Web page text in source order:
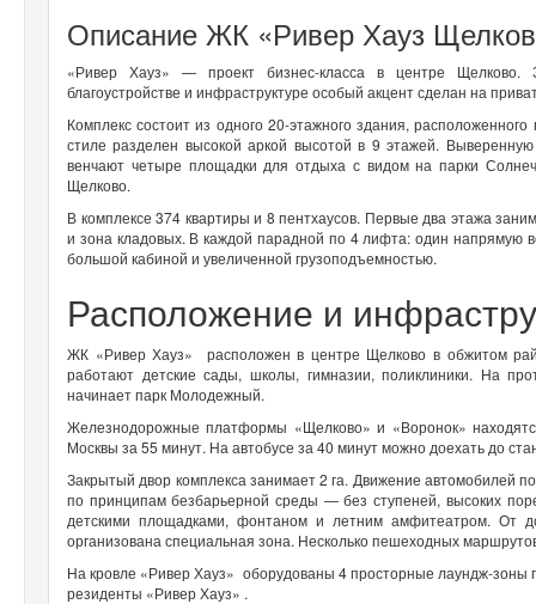
Описание ЖК «Ривер Хауз
«Ривер Хауз» — проект бизнес-класса в центре Щелково.
благоустройстве и инфраструктуре особый акцент сделан на
Комплекс состоит из одного 20-этажного здания,
стиле разделен высокой аркой высотой в 9 этажей.
венчают четыре площадки для отдыха с видом на парки
Щелково.
В комплексе 374 квартиры и 8 пентхаусов. Первые два этажа
и зона кладовых. В каждой парадной по 4 лифта: один напрямую
большой кабиной и увеличенной грузоподъемностью.
Расположение и
ЖК «Ривер Хауз» расположен в центре Щелково в обжитом
работают детские сады, школы, гимназии, поликлиники. На
начинает парк Молодежный.
Железнодорожные платформы «Щелково» и «Воронок»
Москвы за 55 минут. На автобусе за 40 минут можно доехать до
Закрытый двор комплекса занимает 2 га. Движение автомобилей
по принципам безбарьерной среды — без ступеней, высоких
детскими площадками, фонтаном и летним амфитеатром. От
организована специальная зона. Несколько пешеходных
На кровле «Ривер Хауз» оборудованы 4 просторные лаундж-
резиденты «Ривер Хауз» .